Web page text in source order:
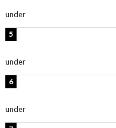
under
under
under